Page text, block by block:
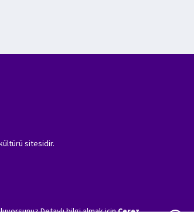
sitesidir.